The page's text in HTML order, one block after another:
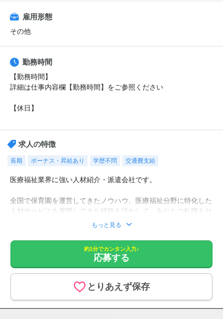
雇用形態
その他
勤務時間
【勤務時間】
詳細は仕事内容欄【勤務時間】をご参照ください
【休日】
求人の特徴
長期 ボーナス・昇給あり 学歴不問 交通費支給
医療福祉業界に強い人材紹介・派遣会社です。
全国で保育園を運営してきたノウハウ、医療福祉分野に特化した
人材サービスを展開してきた経験を活かして、あなたの転職をサ
職場のリアルな情報をご提供します。
施設訪問を行い採用担当者と密に連絡を取ることで、求人票では
わからない職場の生の情報をお届け致します！
もっと見る
とりあえず保存
約1分でカンタン入力♪
応募する